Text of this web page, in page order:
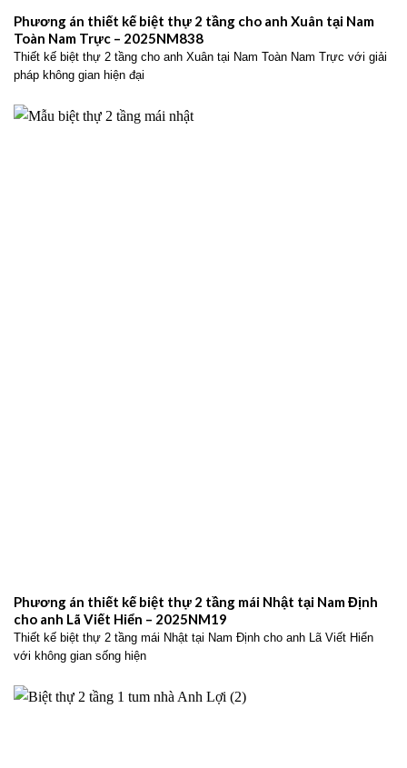
Phương án thiết kế biệt thự 2 tầng cho anh Xuân tại Nam
Toàn Nam Trực – 2025NM838
Thiết kế biệt thự 2 tầng cho anh Xuân tại Nam Toàn Nam Trực với giải
pháp không gian hiện đại
Phương án thiết kế biệt thự 2 tầng mái Nhật tại Nam Định
cho anh Lã Viết Hiển – 2025NM19
Thiết kế biệt thự 2 tầng mái Nhật tại Nam Định cho anh Lã Viết Hiển
với không gian sống hiện